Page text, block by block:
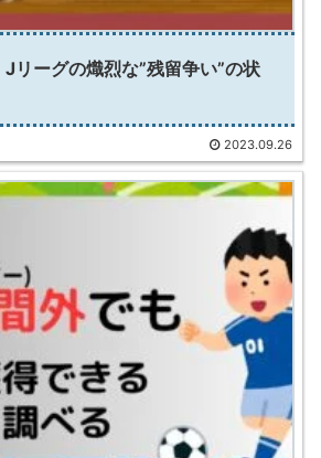
Jリーグの熾烈な”残留争い”の状
2023.09.26